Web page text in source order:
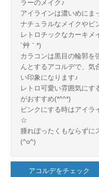
ラーのメイク♪
アイラインは濃いめにま
ナチュラルなメイクやピ
レトロチックなカーキメ
´艸｀*)
カラコンは黒目の輪郭を
んとするアコルデで、気
い印象になります♪
レトロ可愛い雰囲気にす
がおすすめ(*^^*)
ピンクにする時はアイラ
☆
腫れぼったくもならずに
(^o^)
アコルデをチェック